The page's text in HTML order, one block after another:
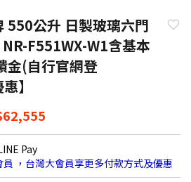
公升 日製玻璃六門
F551WX-W1含基本
金(自行官網登
】
Pay
員 ，台灣大會員享更多付款方式及優惠